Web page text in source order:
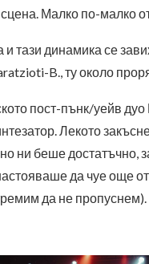
сцена. Малко по-малко
тази динамика се
B., ту около
пост-пънк/уейв
Лекото
ни беше
да чуе още
да не пропуснем).